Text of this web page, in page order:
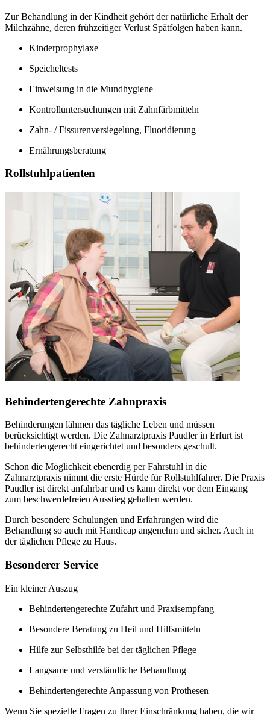
Zur Behandlung in der Kindheit gehört der natürliche Erhalt der
Milchzähne, deren frühzeitiger Verlust Spätfolgen haben kann.
Kinderprophylaxe
Speicheltests
Einweisung in die Mundhygiene
Kontrolluntersuchungen mit Zahnfärbmitteln
Zahn- / Fissurenversiegelung, Fluoridierung
Ernährungsberatung
Rollstuhlpatienten
Behindertengerechte Zahnpraxis
Behinderungen lähmen das tägliche Leben und müssen
berücksichtigt werden. Die Zahnarztpraxis Paudler in Erfurt ist
behindertengerecht eingerichtet und besonders geschult.
Schon die Möglichkeit ebenerdig per Fahrstuhl in die
Zahnarztpraxis nimmt die erste Hürde für Rollstuhlfahrer. Die Praxis
Paudler ist direkt anfahrbar und es kann direkt vor dem Eingang
zum beschwerdefreien Ausstieg gehalten werden.
Durch besondere Schulungen und Erfahrungen wird die
Behandlung so auch mit Handicap angenehm und sicher. Auch in
der täglichen Pflege zu Haus.
Besonderer Service
Ein kleiner Auszug
Behindertengerechte Zufahrt und Praxisempfang
Besondere Beratung zu Heil und Hilfsmitteln
Hilfe zur Selbsthilfe bei der täglichen Pflege
Langsame und verständliche Behandlung
Behindertengerechte Anpassung von Prothesen
Wenn Sie spezielle Fragen zu Ihrer Einschränkung haben, die wir